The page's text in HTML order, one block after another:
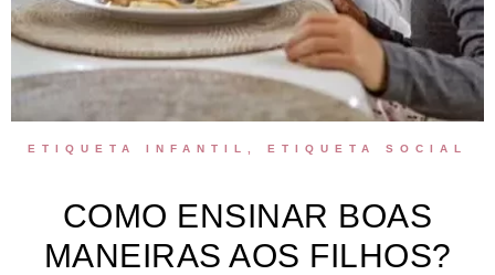
ETIQUETA INFANTIL ETIQUETA SOCIAL
COMO ENSINAR BOAS
MANEIRAS AOS FILHOS?